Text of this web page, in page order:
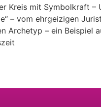
Kreis mit Symbolkraft –
– vom ehrgeizigen
Archetyp – ein Beispiel